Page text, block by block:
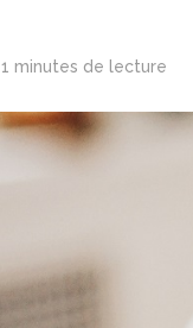
1 minutes de lecture